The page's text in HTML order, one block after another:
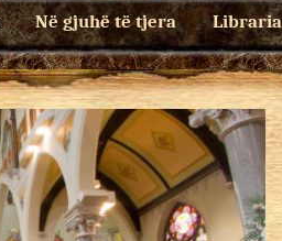
Në gjuhë të tjera Libraria